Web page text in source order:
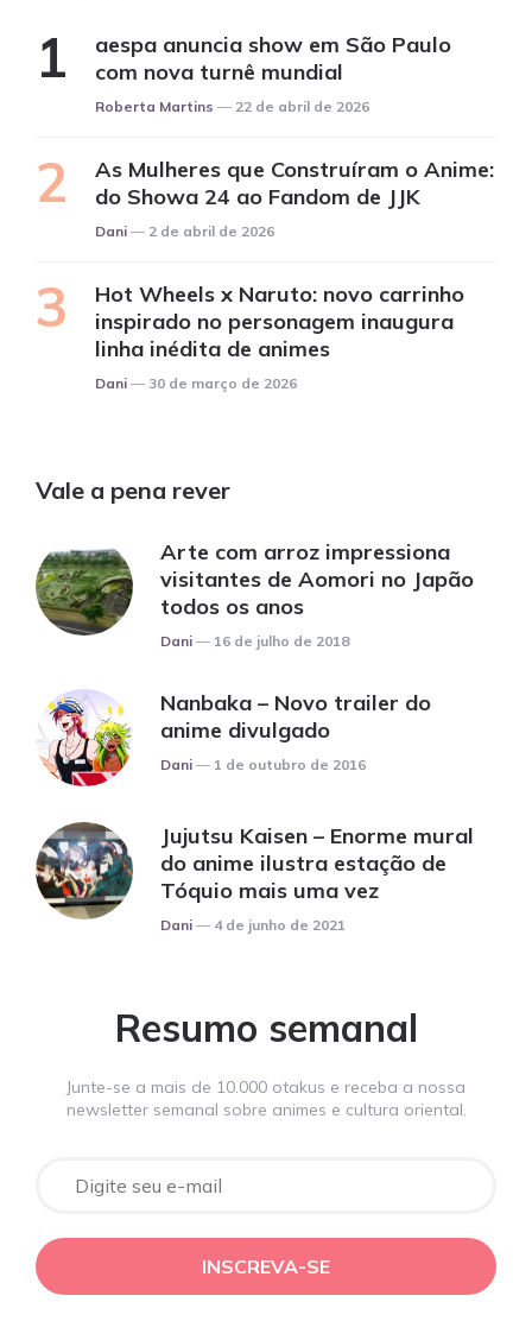
aespa anuncia show em São Paulo
com nova turnê mundial
Posted
Roberta Martins 22 de abril de 2026
As Mulheres que Construíram o Anime:
do Showa 24 ao Fandom de JJK
Posted
Dani 2 de abril de 2026
Hot Wheels x Naruto: novo carrinho
inspirado no personagem inaugura
linha inédita de animes
Posted
Dani 30 de março de 2026
Vale a pena rever
Arte com arroz impressiona
visitantes de Aomori no Japão
todos os anos
Posted
Dani 16 de julho de 2018
Nanbaka – Novo trailer do
anime divulgado
Posted
Dani 1 de outubro de 2016
Jujutsu Kaisen – Enorme mural
do anime ilustra estação de
Tóquio mais uma vez
Posted
Dani 4 de junho de 2021
Resumo semanal
Junte-se a mais de 10.000 otakus e receba a nossa
newsletter semanal sobre animes e cultura oriental.